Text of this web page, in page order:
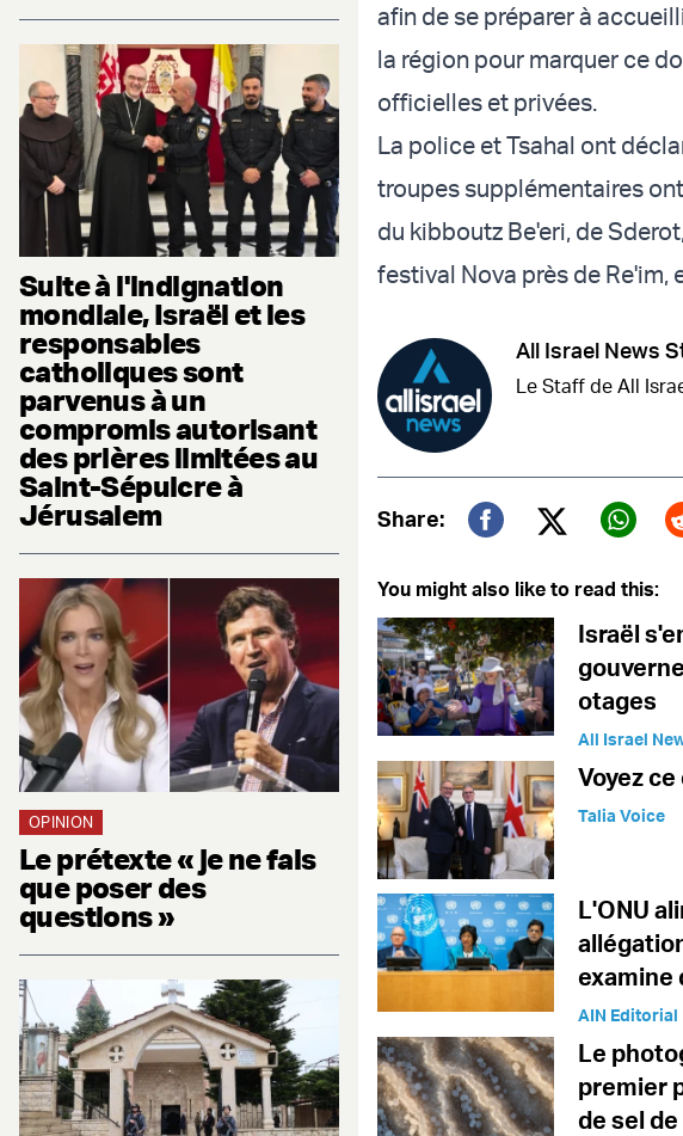
Suite à l'indignation
mondiale, Israël et les
responsables
catholiques sont
parvenus à un
compromis autorisant
des prières limitées au
Saint-Sépulcre à
Jérusalem
OPINION
Le prétexte « je ne fais
que poser des
questions »
afin de se préparer à
la région pour marquer ce
officielles et privées.
La police et Tsahal ont
troupes supplémentaires
du kibboutz Be'eri, de
festival Nova près de Re'im,
All Israel News
Le Staff de All
Share:
Twitter
You might also like to read this:
Israël
otages
All Israel
Voyez
Talia Voice
L'ONU
examine
AIN Editorial
Le
premier
de sel